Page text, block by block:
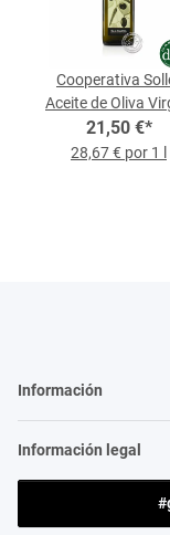
Cooperativa
Aceite de Oliva
Extra D.O., botella
0,75 l
21,50 €*
28,67 € por 1 l
Información
Información legal